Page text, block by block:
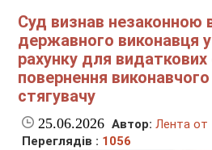
Суд визнав незаконною
державного виконавця у
рахунку для видаткових
повернення
стягувачу
25.06.2026 Автор: Лента от
Переглядів : 1056